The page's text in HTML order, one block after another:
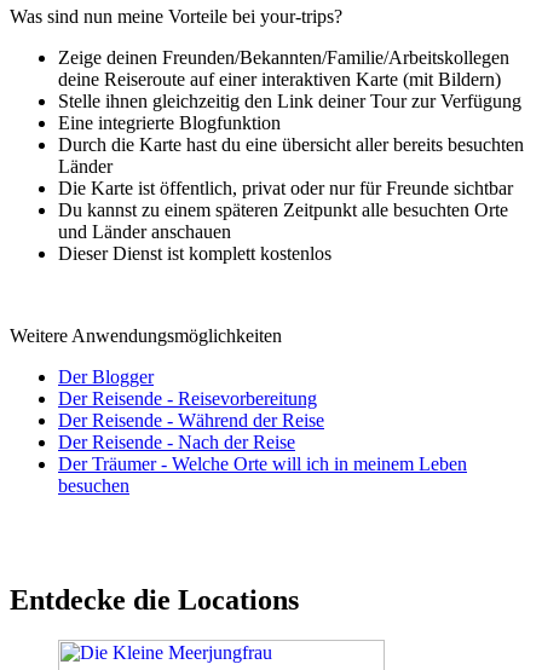
Was sind nun meine Vorteile bei your-trips?
Zeige deinen Freunden/Bekannten/Familie/Arbeitskollegen
deine Reiseroute auf einer interaktiven Karte (mit Bildern)
Stelle ihnen gleichzeitig den Link deiner Tour zur Verfügung
Eine integrierte Blogfunktion
Durch die Karte hast du eine übersicht aller bereits besuchten
Länder
Die Karte ist öffentlich, privat oder nur für Freunde sichtbar
Du kannst zu einem späteren Zeitpunkt alle besuchten Orte
und Länder anschauen
Dieser Dienst ist komplett kostenlos
Weitere Anwendungsmöglichkeiten
Der Blogger
Der Reisende - Reisevorbereitung
Der Reisende - Während der Reise
Der Reisende - Nach der Reise
Der Träumer - Welche Orte will ich in meinem Leben
besuchen
Entdecke die Locations